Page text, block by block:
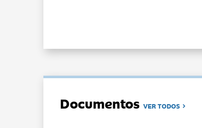
DocumentosVER TODOS